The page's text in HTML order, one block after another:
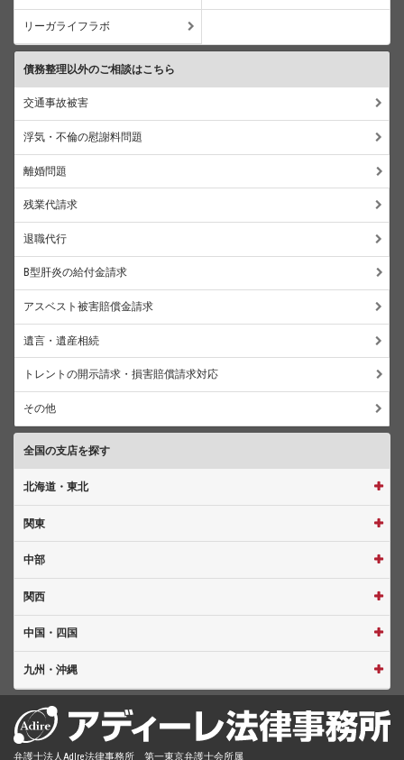
リーガライフラボ
債務整理以外のご相談はこちら
交通事故被害
浮気・不倫の慰謝料問題
離婚問題
残業代請求
退職代行
B型肝炎の給付金請求
アスベスト被害賠償金請求
遺言・遺産相続
トレントの開示請求・損害賠償請求対応
その他
全国の支店を探す
北海道・東北
関東
中部
関西
中国・四国
九州・沖縄
弁護士法人AdIre法律事務所 第一東京弁護士会所属